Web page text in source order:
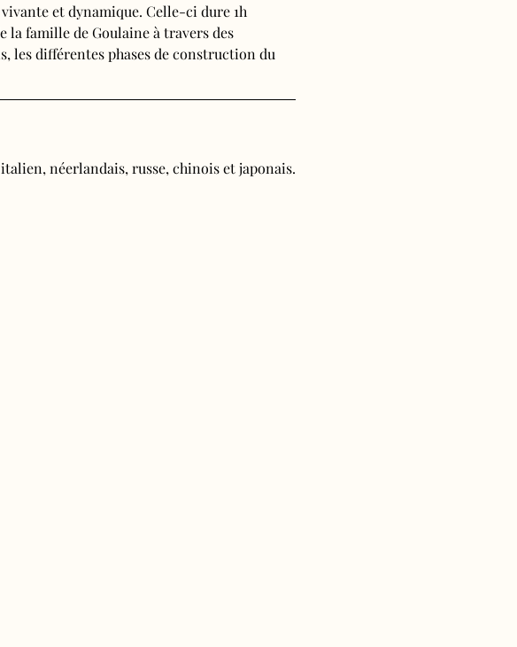
et dynamique. Celle-ci dure 1h
la famille de Goulaine à travers des
les différentes phases de construction du
néerlandais, russe, chinois et japonais.